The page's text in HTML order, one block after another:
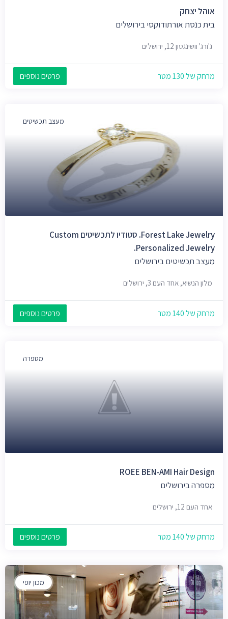
אוהל יצחק
בית כנסת אורתודוקסי בירושלים
ג'ורג' וושינגטון 12, ירושלים
מרחק של 130 מטר פרטים נוספים
מעצב תכשיטים
Forest Lake Jewelry. סטודיו לתכשיטים Custom
Personalized Jewelry.
מעצב תכשיטים בירושלים
מלון הנשיא, אחד העם 3, ירושלים
מרחק של 140 מטר פרטים נוספים
מספרה
ROEE BEN-AMI Hair Design
מספרה בירושלים
אחד העם 12, ירושלים
מרחק של 140 מטר פרטים נוספים
מכון יופי